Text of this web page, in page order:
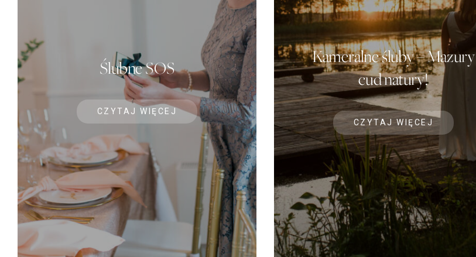
Ślubne SOS
CZYTAJ WIĘCEJ
Kameralne śluby – Mazury
cud natury!
CZYTAJ WIĘCEJ